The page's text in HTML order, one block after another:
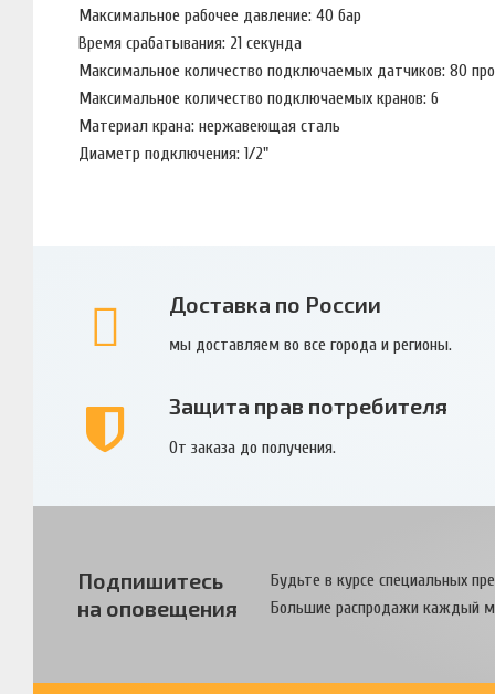
Максимальное рабочее давление: 40 бар
Время срабатывания: 21 секунда
Максимальное количество подключаемых датчиков: 80
Максимальное количество подключаемых кранов: 6
Материал крана: нержавеющая сталь
Диаметр подключения: 1/2"
Доставка по России
мы доставляем во все города и регионы.
Защита прав потребителя
От заказа до получения.
Подпишитесь
на оповещения
Будьте в курсе специальных
Большие распродажи каждый